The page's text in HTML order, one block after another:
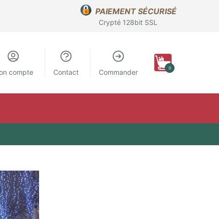
PAIEMENT SÉCURISÉ
Crypté 128bit SSL
compte Contact Commander 0